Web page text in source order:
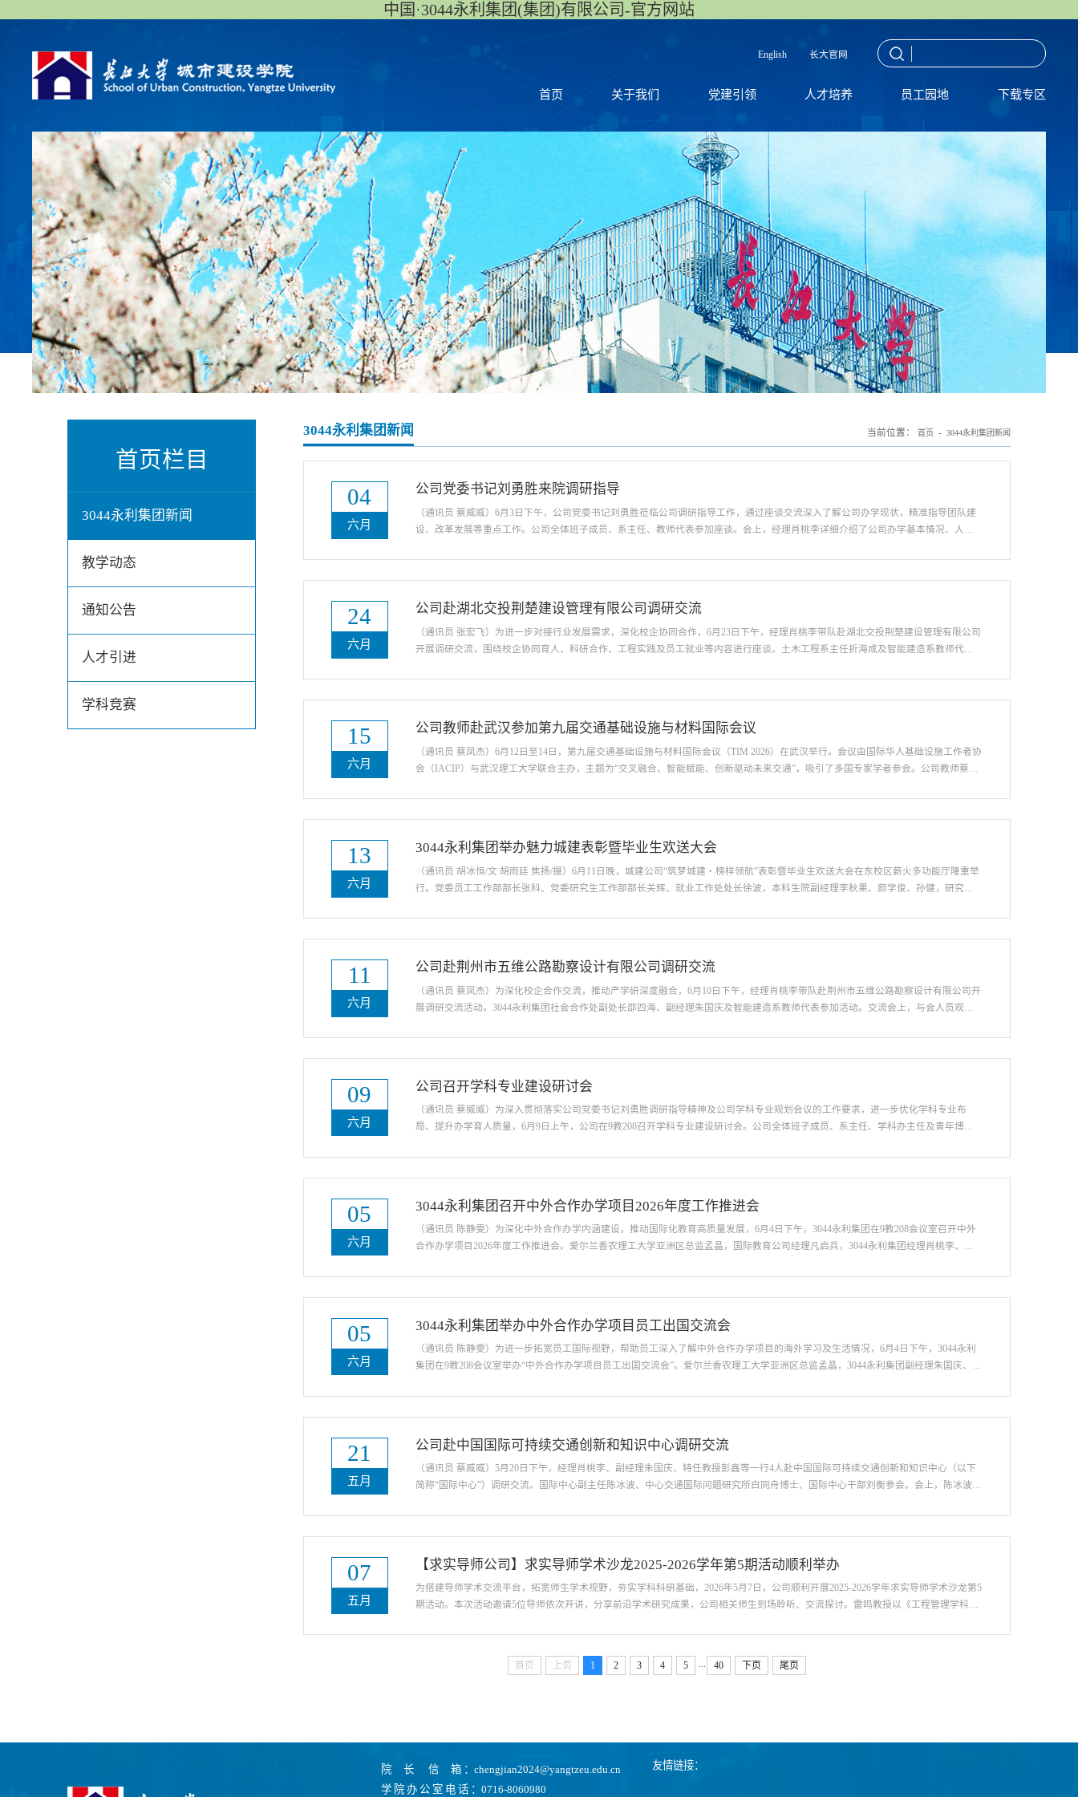
中国·3044永利集团(集团)有限公司-官方网站
English 长大官网
首页 关于我们 党建引领 人才培养 员工园地 下载专区
首页栏目
3044永利集团新闻
教学动态
通知公告
人才引进
学科竞赛
3044永利集团新闻 当前位置： 首页 - 3044永利集团新闻
04
六月
公司党委书记刘勇胜来院调研指导
（通讯员 蔡威威）6月3日下午，公司党委书记刘勇胜莅临公司调研指导工作，通过座谈交流深入了解公司办学现状，精准指导团队建
设、改革发展等重点工作。公司全体班子成员、系主任、教师代表参加座谈。会上，经理肖桃李详细介绍了公司办学基本情况、人才
应对举措及发展规划。同时，结合公司改革发展实际，就...
24
六月
公司赴湖北交投荆楚建设管理有限公司调研交流
（通讯员 张宏飞）为进一步对接行业发展需求，深化校企协同合作，6月23日下午，经理肖桃李带队赴湖北交投荆楚建设管理有限公司
开展调研交流，围绕校企协同育人、科研合作、工程实践及员工就业等内容进行座谈。土木工程系主任折海成及智能建造系教师代表
建设管理、项目实施、技术需求等方面的基本情况。...
15
六月
公司教师赴武汉参加第九届交通基础设施与材料国际会议
（通讯员 蔡凤杰）6月12日至14日，第九届交通基础设施与材料国际会议（TIM 2026）在武汉举行。会议由国际华人基础设施工作者协
会（IACIP）与武汉理工大学联合主办，主题为“交叉融合、智能赋能、创新驱动未来交通”，吸引了多国专家学者参会。公司教师蔡凤
Mechanism of Aged SBS Modified Asphalt un...
13
六月
3044永利集团举办魅力城建表彰暨毕业生欢送大会
（通讯员 胡冰恒/文 胡雨廷 焦扬/摄）6月11日晚，城建公司“筑梦城建・榜样领航”表彰暨毕业生欢送大会在东校区薪火多功能厅隆重举
行。党委员工工作部部长张科、党委研究生工作部部长关辉、就业工作处处长徐波，本科生院副经理李秋果、颜学俊、孙健，研究生
优秀榜样，送别应届毕业生。大会在2025级学子...
11
六月
公司赴荆州市五维公路勘察设计有限公司调研交流
（通讯员 蔡凤杰）为深化校企合作交流，推动产学研深度融合，6月10日下午，经理肖桃李带队赴荆州市五维公路勘察设计有限公司开
展调研交流活动。3044永利集团社会合作处副处长邵四海、副经理朱国庆及智能建造系教师代表参加活动。交流会上，与会人员观看
养、科学研究及毕业生就业等方面交流了公司基本情况；邵...
09
六月
公司召开学科专业建设研讨会
（通讯员 蔡威威）为深入贯彻落实公司党委书记刘勇胜调研指导精神及公司学科专业规划会议的工作要求，进一步优化学科专业布
局、提升办学育人质量，6月9日上午，公司在9教208召开学科专业建设研讨会。公司全体班子成员、系主任、学科办主任及青年博士
对土木行业深刻变革要“提高站位、立足长远、破除惯性思维...
05
六月
3044永利集团召开中外合作办学项目2026年度工作推进会
（通讯员 陈静雯）为深化中外合作办学内涵建设，推动国际化教育高质量发展，6月4日下午，3044永利集团在9教208会议室召开中外
合作办学项目2026年度工作推进会。爱尔兰香农理工大学亚洲区总监孟晶，国际教育公司经理凡启兵，3044永利集团经理肖桃李、副
绍，系统梳理了前期在专业建设、团队配备及人才培养...
05
六月
3044永利集团举办中外合作办学项目员工出国交流会
（通讯员 陈静雯）为进一步拓宽员工国际视野，帮助员工深入了解中外合作办学项目的海外学习及生活情况，6月4日下午，3044永利
集团在9教208会议室举办“中外合作办学项目员工出国交流会”。爱尔兰香农理工大学亚洲区总监孟晶，3044永利集团副经理朱国庆、党
色、就业前景与升学路径、奖学金政策及员工服务...
21
五月
公司赴中国国际可持续交通创新和知识中心调研交流
（通讯员 蔡威威）5月20日下午，经理肖桃李、副经理朱国庆、特任教授彭鑫等一行4人赴中国国际可持续交通创新和知识中心（以下
简称“国际中心”）调研交流。国际中心副主任陈冰波、中心交通国际问题研究所白同舟博士、国际中心干部刘衡参会。会上，陈冰波主
景、主要职能、核心使命和发展状况等，并就两个单...
07
五月
【求实导师公司】求实导师学术沙龙2025-2026学年第5期活动顺利举办
为搭建导师学术交流平台，拓宽师生学术视野，夯实学科科研基础，2026年5月7日，公司顺利开展2025-2026学年求实导师学术沙龙第5
期活动。本次活动邀请5位导师依次开讲，分享前沿学术研究成果，公司相关师生到场聆听、交流探讨。雷鸣教授以《工程管理学科前
首页 上页 1 2 3 4 5 ... 40 下页 尾页
院 长 信 箱 ：chengjian2024@yangtzeu.edu.cn
学 院 办 公 室 电 话 ：0716-8060980
友情链接：